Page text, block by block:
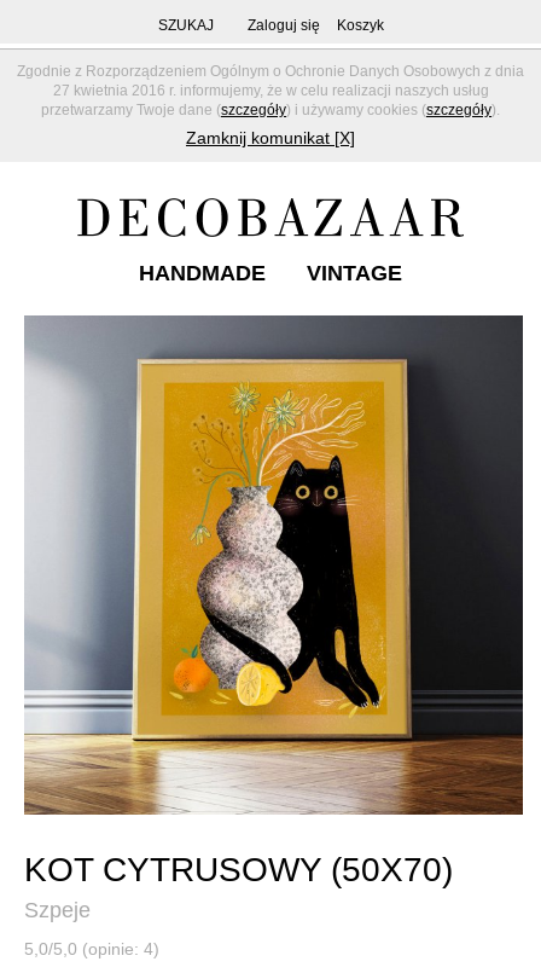
Zgodnie z Rozporządzeniem Ogólnym o Ochronie Danych Osobowych z dnia
27 kwietnia 2016 r. informujemy, że w celu realizacji naszych usług
przetwarzamy Twoje dane (szczegóły) i używamy cookies (szczegóły).
Zamknij komunikat [X]
SZUKAJ Zaloguj się Koszyk
HANDMADE VINTAGE
KOT CYTRUSOWY (50X70)
Szpeje
5,0/5,0 (opinie: 4)